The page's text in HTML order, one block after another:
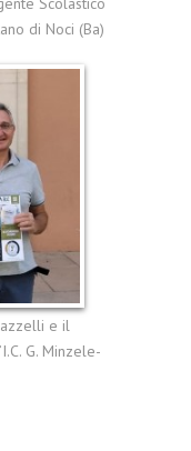
di Noci (Ba)
e il
G. Minzele-